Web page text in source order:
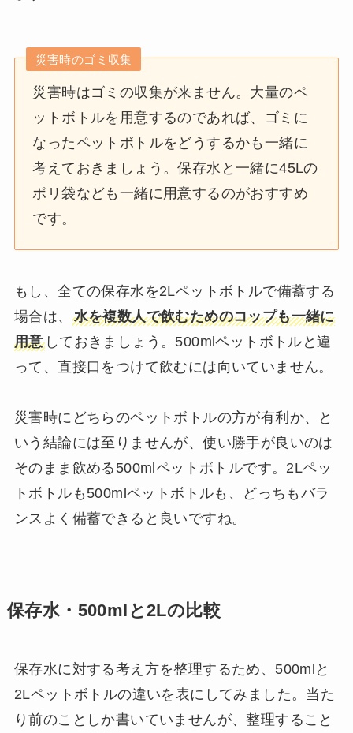
災害時のゴミ収集
災害時はゴミの収集が来ません。大量のペ
ットボトルを用意するのであれば、ゴミに
なったペットボトルをどうするかも一緒に
考えておきましょう。保存水と一緒に45Lの
ポリ袋なども一緒に用意するのがおすすめ
です。
もし、全ての保存水を2Lペットボトルで備蓄する
場合は、 水を複数人で飲むためのコップも一緒に
用意しておきましょう。500mlペットボトルと違
って、直接口をつけて飲むには向いていません。
災害時にどちらのペットボトルの方が有利か、と
いう結論には至りませんが、使い勝手が良いのは
そのまま飲める500mlペットボトルです。2Lペッ
トボトルも500mlペットボトルも、どっちもバラ
ンスよく備蓄できると良いですね。
保存水・500mlと2Lの比較
保存水に対する考え方を整理するため、500mlと
2Lペットボトルの違いを表にしてみました。当た
り前のことしか書いていませんが、整理すること